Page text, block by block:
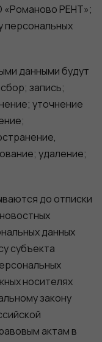
«Романово РЕНТ»;
персональных
данными будут
запись;
уточнение
удаление;
до отписки
данных
субъекта
носителях
закону
актам в